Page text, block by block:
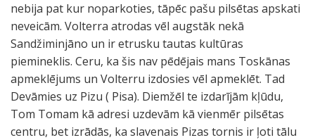
nebija pat kur noparkoties, tāpēc pašu pilsētas apskati
neveicām. Volterra atrodas vēl augstāk nekā
Sandžiminjāno un ir etrusku tautas kultūras
piemineklis. Ceru, ka šis nav pēdējais mans Toskānas
apmeklējums un Volterru izdosies vēl apmeklēt. Tad
Devāmies uz Pizu ( Pisa). Diemžēl te izdarījām kļūdu,
Tom Tomam kā adresi uzdevām kā vienmēr pilsētas
centru, bet izrādās, ka slavenais Pizas tornis ir ļoti tālu